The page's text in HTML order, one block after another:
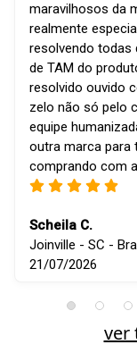
maravilhosos da
realmente
resolvendo todas
de TAM do
resolvido ouvido
zelo não só pelo
equipe
outra marca para
comprando com
Scheila C.
Joinville - SC -
21/07/2026
ver